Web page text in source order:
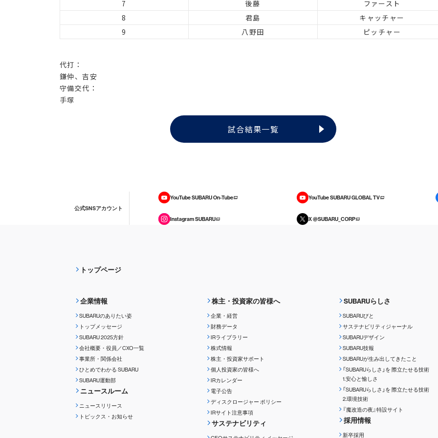
7
後藤
ファースト
8
君島
キャッチャー
9
八野田 ピッチャー
代打：
鎌仲、吉安
守備交代：
手塚
試合結果一覧
公式SNSアカウント
YouTube SUBARU On-Tube YouTube SUBARU GLOBAL TV
Instagram SUBARU X @SUBARU_CORP
トップページ
企業情報
SUBARUのありたい姿
トップメッセージ
SUBARU 2025方針
会社概要・役員／CXO一覧
事業所・関係会社
ひとめでわかる SUBARU
SUBARU運動部
ニュースルーム
ニュースリリース
トピックス・お知らせ
株主・投資家の皆様へ
企業・経営
財務データ
IRライブラリー
株式情報
株主・投資家サポート
個人投資家の皆様へ
IRカレンダー
電子公告
ディスクロージャーポリシー
IRサイト注意事項
サステナビリティ
SUBARUらしさ
SUBARUびと
サステナビリティジャーナル
SUBARUデザイン
SUBARU技報
SUBARUが生み出してきたこと
「SUBARUらしさ」を 際立たせる技術
1.安心と愉しさ
「SUBARUらしさ」を 際立たせる技術
2.環境技術
『魔改造の夜』特設サイト
採用情報
新卒採用